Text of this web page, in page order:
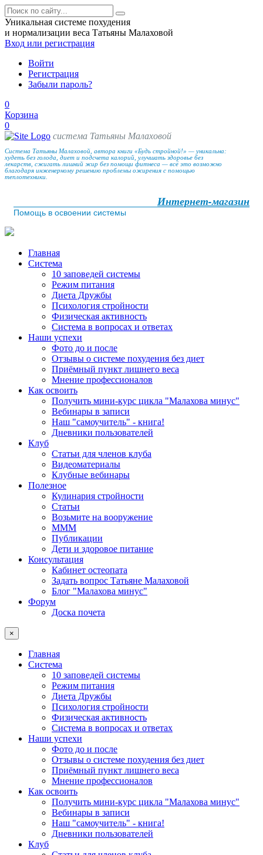
Уникальная системе похудения
и нормализации веса Татьяны Малаховой
Вход или регистрация
Войти
Регистрация
Забыли пароль?
0
Корзина
0
система Татьяны Малаховой
Система Татьяны Малаховой, автора книги «Будь стройной!» — уникальна:
худеть без голода, диет и подсчета калорий, улучшать здоровье без
лекарств, сжигать лишний жир без помощи фитнеса — всё это возможно
благодаря инженерному решению проблемы ожирения с помощью
теплотехники.
Интернет-магазин
Помощь в освоении системы
Главная
Система
10 заповедей системы
Режим питания
Диета Дружбы
Психология стройности
Физическая активность
Система в вопросах и ответах
Наши успехи
Фото до и после
Отзывы о системе похудения без диет
Приёмный пункт лишнего веса
Мнение профессионалов
Как освоить
Получить мини-курс цикла "Малахова минус"
Вебинары в записи
Наш "самоучитель" - книга!
Дневники пользователей
Клуб
Статьи для членов клуба
Видеоматериалы
Клубные вебинары
Полезное
Кулинария стройности
Статьи
Возьмите на вооружение
МММ
Публикации
Дети и здоровое питание
Консультация
Кабинет остеопата
Задать вопрос Татьяне Малаховой
Блог "Малахова минус"
Форум
Доска почета
×
Главная
Система
10 заповедей системы
Режим питания
Диета Дружбы
Психология стройности
Физическая активность
Система в вопросах и ответах
Наши успехи
Фото до и после
Отзывы о системе похудения без диет
Приёмный пункт лишнего веса
Мнение профессионалов
Как освоить
Получить мини-курс цикла "Малахова минус"
Вебинары в записи
Наш "самоучитель" - книга!
Дневники пользователей
Клуб